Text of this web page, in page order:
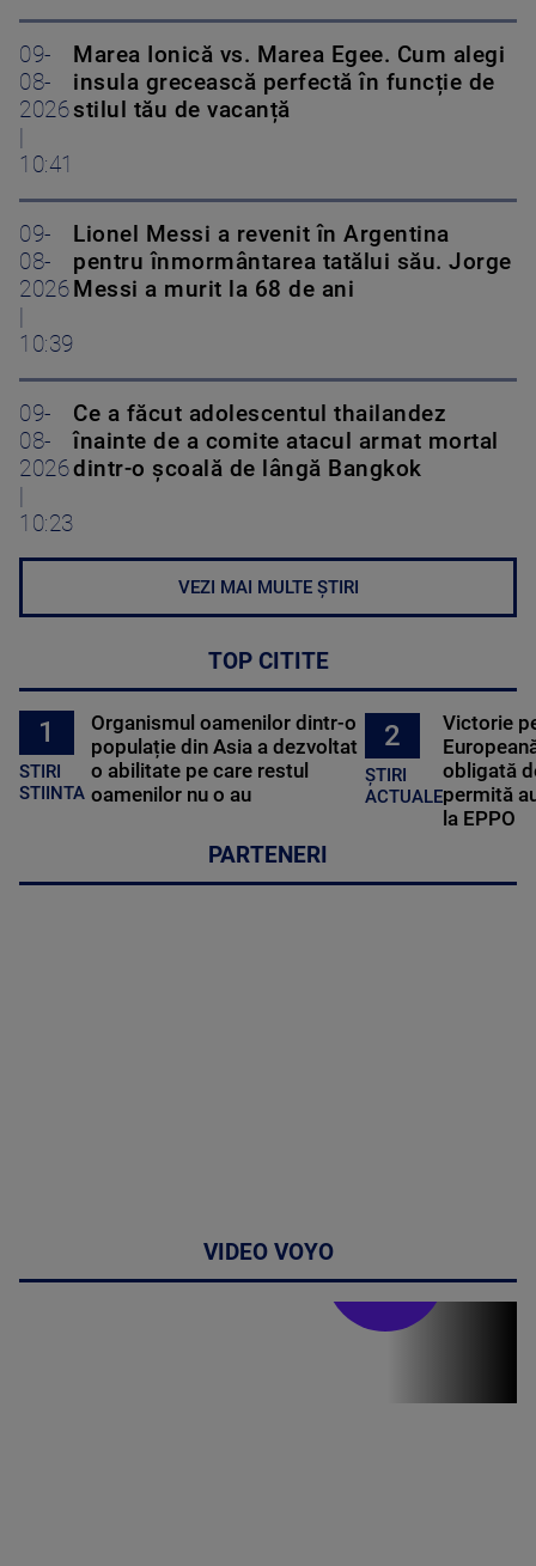
09-
08-
2026
|
10:41
Marea Ionică vs. Marea Egee. Cum alegi
insula grecească perfectă în funcție de
stilul tău de vacanță
09-
08-
2026
|
10:39
Lionel Messi a revenit în Argentina
pentru înmormântarea tatălui său. Jorge
Messi a murit la 68 de ani
09-
08-
2026
|
10:23
Ce a făcut adolescentul thailandez
înainte de a comite atacul armat mortal
dintr-o școală de lângă Bangkok
VEZI MAI MULTE ȘTIRI
TOP CITITE
1
STIRI
STIINTA
Organismul oamenilor dintr-o
populație din Asia a dezvoltat
o abilitate pe care restul
oamenilor nu o au
2
ȘTIRI
ACTUALE
Victorie
obligată
permită
la EPPO
PARTENERI
VIDEO VOYO
Stirile PRO TV